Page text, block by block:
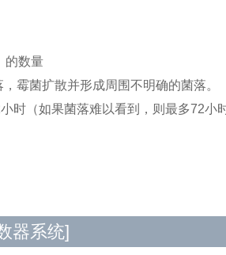
的数量
霉菌扩散并形成周围不明确的菌落。
时（如果菌落难以看到，则最多72小
器系统]